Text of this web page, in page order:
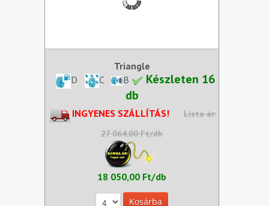
Triangle
D
C B
Készleten 16
db
INGYENES SZÁLLÍTÁS!
Lista ár:
27 064,00 Ft/db
18 050,00 Ft/db